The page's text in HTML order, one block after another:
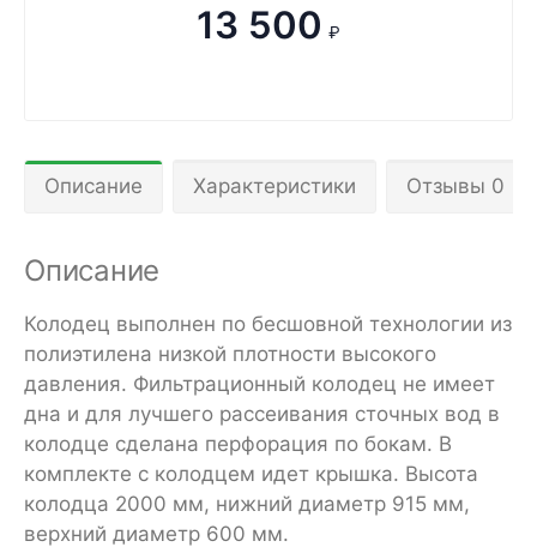
13 500 ₽
Описание Характеристики Отзывы 0
Описание
Колодец выполнен по бесшовной технологии из
полиэтилена низкой плотности высокого
давления. Фильтрационный колодец не имеет
дна и для лучшего рассеивания сточных вод в
колодце сделана перфорация по бокам. В
комплекте с колодцем идет крышка. Высота
колодца 2000 мм, нижний диаметр 915 мм,
верхний диаметр 600 мм.